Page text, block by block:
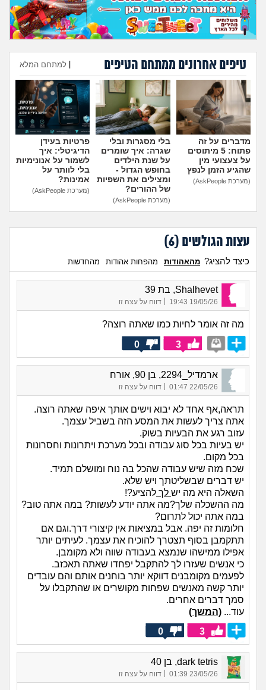
מה שעובר עליי
שומרים על הגוף
פיננסי וכלכלה
בין הסדינים
חיות מחמד
יוקר המחיה
גאווה
טיפים אחרונים ממתחם הטיפים למתחם המלא
הוספת טיפ
מדברים על זה
פתוח: 5 מיתוסים
על צעצועי מין
שהגיע הזמן לנפץ
(מערכת AskPeople)
בלי מסגרות ובלי
שגרה: איך שומרים
על שנת הילדים
בחופש הגדול -
ומצילים את השפיות
של ההורים?
(מערכת AskPeople)
פרטיות בעידן
הדיגיטלי: איך
לשמור על אנונימיות
בלי לוותר על
אמינות?
(מערכת AskPeople)
עצות הגולשים (6
)
כיצד להציג? מהאהודות מהפחות אהודות מהחדשות
Shalhevet, בת 39
19/05/26 19:43 דווח על עצה זו
מה זה אומר לחיות כמו שאתה רוצה?
3
0
ארמדיל_2294, בן 90, אורח
22/05/26 01:47
| דווח על עצה זו
תראה,אף אחד לא יבוא וישים אותך איפה שאתה רוצה.
אתה צריך לעשות את המסע הזה בשביל עצמך.
עזוב רגע את הבעיות בשוק.
יש בעיות בכל סוג עבודה ובכל מערכת ויתרונות וחסרונות
בכל מקום.
שכח מזה שיש עבודה שהכל בה נוח ומושלם תמיד.
יש דברים שבשליטתך ויש שלא.
השאלה היא מה יש לך להציע?!
מה ההשכלה שלך?מה אתה יודע לעשות? במה אתה טוב?
במה אתה יכול לתרום?
חלומות זה יפה. אבל במציאות אין קיצורי דרך.וגם אם
תתקמבן בסוף תצטרך להוכיח את עצמך. לעיתים יותר
אפילו ממישהו שנמצא בעבודה שווה ולא מקומבן.
כי אנשים שעזרו לך להתקבל יפחדו שאתה תאכזב.
לפעמים מקומבנים דווקא יותר בוחנים אותם והם עובדים
יותר קשה מאנשים שפחות מקושרים או שהתקבלו על
סמך דברים אחרים.
עוד... (המשך)
3
0
dark tetris, בן 40
23/05/26 01:39
| דווח על עצה זו